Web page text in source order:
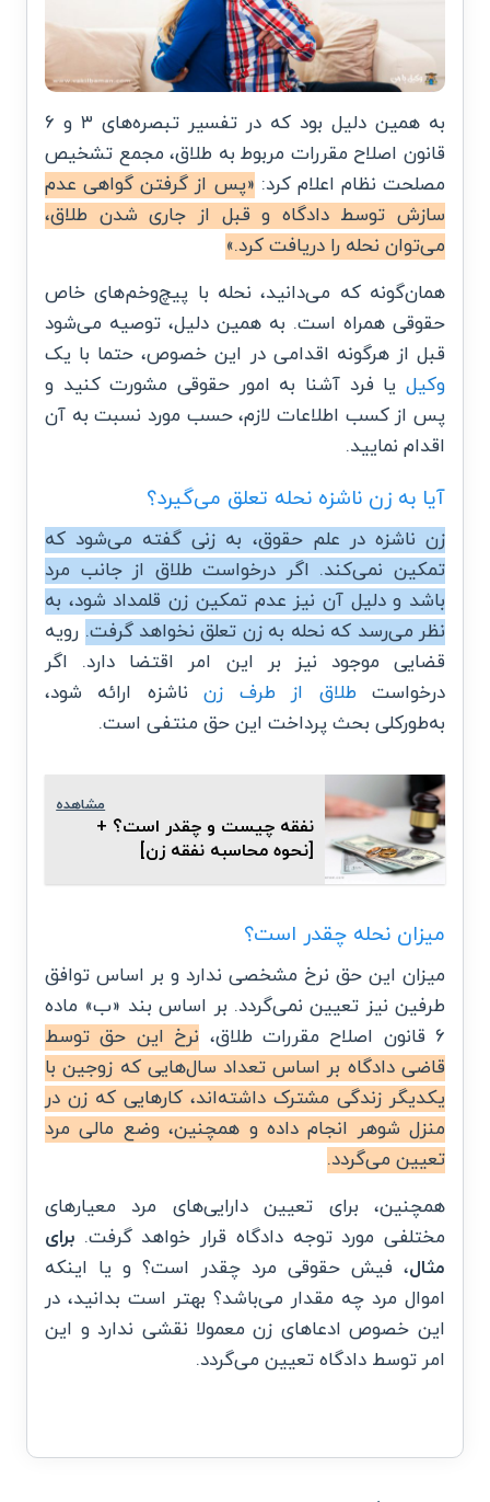
به همین دلیل بود که در تفسیر تبصره‌های ۳ و ۶
قانون اصلاح مقررات مربوط به طلاق، مجمع تشخیص
مصلحت نظام اعلام کرد: «پس از گرفتن گواهی عدم
سازش توسط دادگاه و قبل از جاری شدن طلاق،
می‌توان نحله را دریافت کرد.»
همان‌گونه که می‌دانید، نحله با پیچ‌و‌خم‌های خاص
حقوقی همراه است. به همین دلیل، توصیه می‌شود
قبل از هرگونه اقدامی در این خصوص، حتما با یک
وکیل یا فرد آشنا به امور حقوقی مشورت کنید و
پس از کسب اطلاعات لازم، حسب مورد نسبت به آن
اقدام نمایید.
آیا به زن ناشزه نحله تعلق می‌گیرد؟
زن ناشزه در علم حقوق، به زنی گفته می‌شود که
تمکین نمی‌کند. اگر درخواست طلاق از جانب مرد
باشد و دلیل آن نیز عدم تمکین زن قلمداد شود، به
نظر می‌رسد که نحله به زن تعلق نخواهد گرفت. رویه
قضایی موجود نیز بر این امر اقتضا دارد. اگر
درخواستطلاق از طرف زنناشزه ارائه شود،
به‌طورکلی بحث پرداخت این حق منتفی است.
مشاهده
نفقه چیست و چقدر است؟ +
[نحوه محاسبه نفقه زن]
میزان نحله چقدر است؟
میزان این حق نرخ مشخصی ندارد و بر اساس توافق
طرفین نیز تعیین نمی‌گردد. بر اساس بند «ب» ماده
۶ قانون اصلاح مقررات طلاق،
نرخ این حق توسط
قاضی دادگاه بر اساس تعداد سال‌هایی که زوجین با
یکدیگر زندگی مشترک داشته‌اند، کارهایی که زن در
منزل شوهر انجام داده و همچنین، وضع مالی مرد
تعیین می‌گردد.
همچنین، برای تعیین دارایی‌های مرد معیارهای
مختلفی مورد توجه دادگاه قرار خواهد گرفت. برای
مثال، فیش حقوقی مرد چقدر است؟ و یا اینکه
اموال مرد چه مقدار می‌باشد؟ بهتر است بدانید، در
این خصوص ادعاهای زن معمولا نقشی ندارد و این
امر توسط دادگاه تعیین می‌گردد.